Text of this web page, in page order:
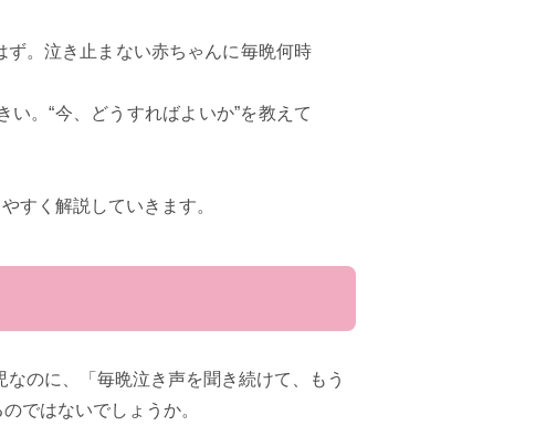
。泣き止まない赤ちゃんに毎晩何時
。“今、どうすればよいか”を教えて
すく解説していきます。
のに、「毎晩泣き声を聞き続けて、もう
ではないでしょうか。